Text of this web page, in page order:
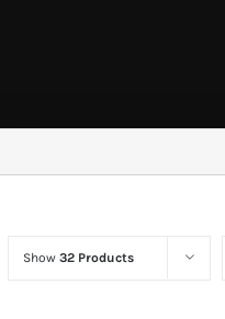
Show 32 Products